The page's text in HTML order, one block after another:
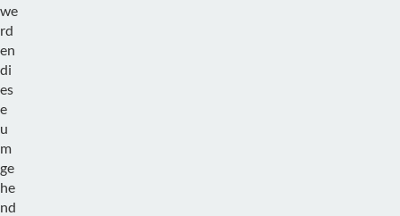
we
rd
en
di
es
e
u
m
ge
he
nd